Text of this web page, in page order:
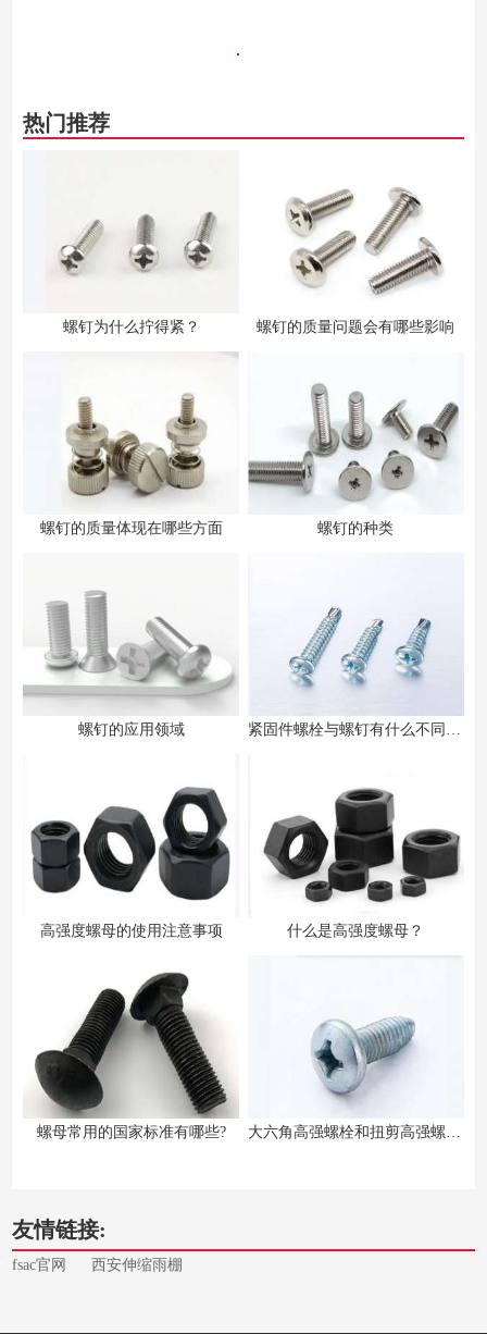
热门推荐
螺钉为什么拧得紧？ 螺钉的质量问题会有哪些影响
螺钉的质量体现在哪些方面 螺钉的种类
螺钉的应用领域 紧固件螺栓与螺钉有什么不同之处
高强度螺母的使用注意事项 什么是高强度螺母？
螺母常用的国家标准有哪些? 大六角高强螺栓和扭剪高强螺栓的区别
友情链接:
fsac官网 西安伸缩雨棚